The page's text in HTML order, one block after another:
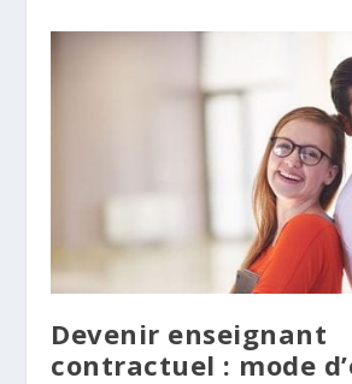
Devenir enseignant
contractuel : mode